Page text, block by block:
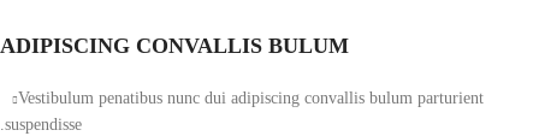
ADIPISCING CONVALLIS BULUM
Vestibulum penatibus nunc dui adipiscing convallis bulum parturient
suspendisse.